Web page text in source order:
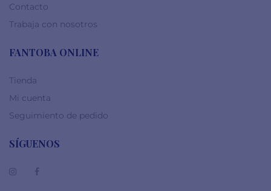
Contacto
Trabaja con nosotros
FANTOBA ONLINE
Tienda
Mi cuenta
Seguimiento de pedido
SÍGUENOS